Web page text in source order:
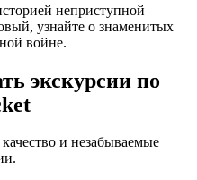
неприступной
узнайте о знаменитых
войне.
экскурсии по
и незабываемые